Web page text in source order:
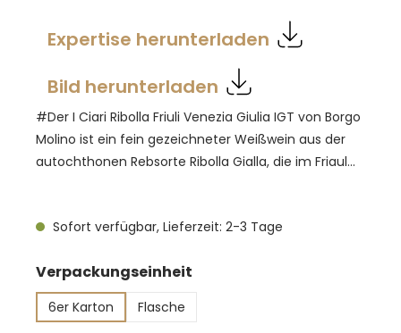
Expertise herunterladen
Bild herunterladen
#Der I Ciari Ribolla Friuli Venezia Giulia IGT von Borgo
Molino ist ein fein gezeichneter Weißwein aus der
autochthonen Rebsorte Ribolla Gialla, die im Friaul
In der Nase wirkt er feinfruchtig und klar, mit
Blüten. Am Gaumen präsentiert er sich leichtfüßig,
präzise und trocken, getragen von einer präsenten
Säure und einem sauberen, anhaltenden Finale.
Sofort verfügbar, Lieferzeit: 2-3 Tage
Verpackungseinheit
6er Karton Flasche